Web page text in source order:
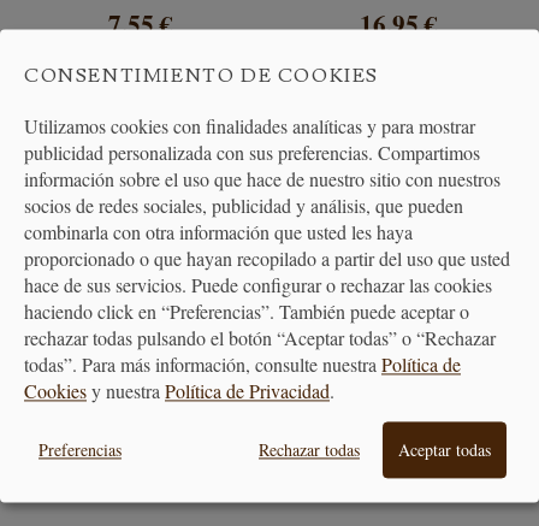
7,55 € 16,95 €
PAGO
SEGURO
ENTREGA
24/48H
CONSENTIMIENTO DE COOKIES
Utilizamos cookies con finalidades analíticas y para mostrar
publicidad personalizada con sus preferencias. Compartimos
información sobre el uso que hace de nuestro sitio con nuestros
socios de redes sociales, publicidad y análisis, que pueden
combinarla con otra información que usted les haya
proporcionado o que hayan recopilado a partir del uso que usted
hace de sus servicios. Puede configurar o rechazar las cookies
haciendo click en “Preferencias”. También puede aceptar o
rechazar todas pulsando el botón “Aceptar todas” o “Rechazar
todas”. Para más información, consulte nuestra Política de
Cookiesy nuestra Política de Privacidad.
Preferencias Rechazar todas Aceptar todas